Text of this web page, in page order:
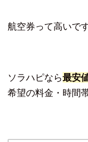
航空券って高いで
ソラハピなら最安
希望の料金・時間